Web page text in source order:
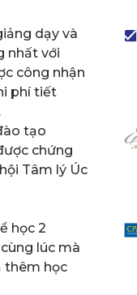
dạy và
nhất với
công nhận
phí tiết
tạo
chứng
Tâm lý Úc
học 2
lúc mà
thêm học